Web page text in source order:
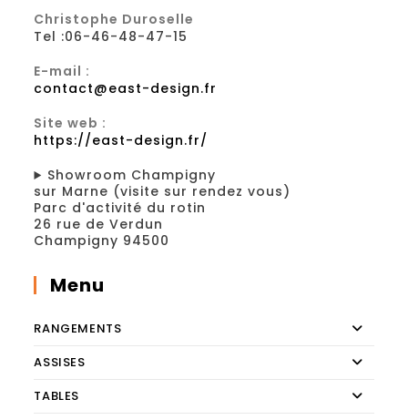
Christophe Duroselle
Tel :06-46-48-47-15
E-mail :
contact@east-design.fr
Site web :
https://east-design.fr/
Showroom Champigny
sur Marne (visite sur rendez vous)
Parc d'activité du rotin
26 rue de Verdun
Champigny 94500
Menu
RANGEMENTS
ASSISES
TABLES